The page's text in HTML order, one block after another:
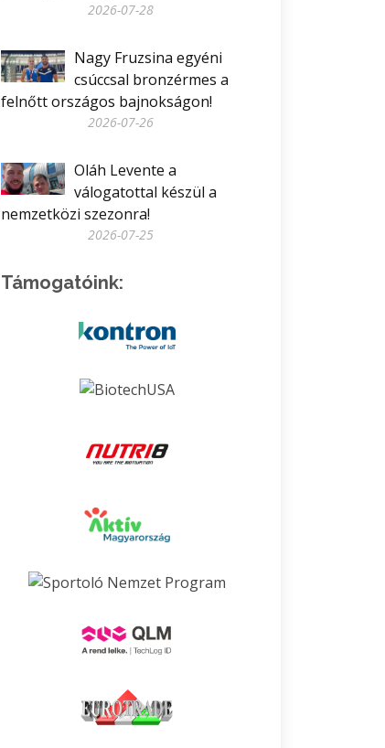
2026-07-28
Nagy Fruzsina egyéni
csúccsal bronzérmes a
felnőtt országos bajnokságon!
2026-07-26
Oláh Levente a
válogatottal készül a
nemzetközi szezonra!
2026-07-25
Támogatóink: